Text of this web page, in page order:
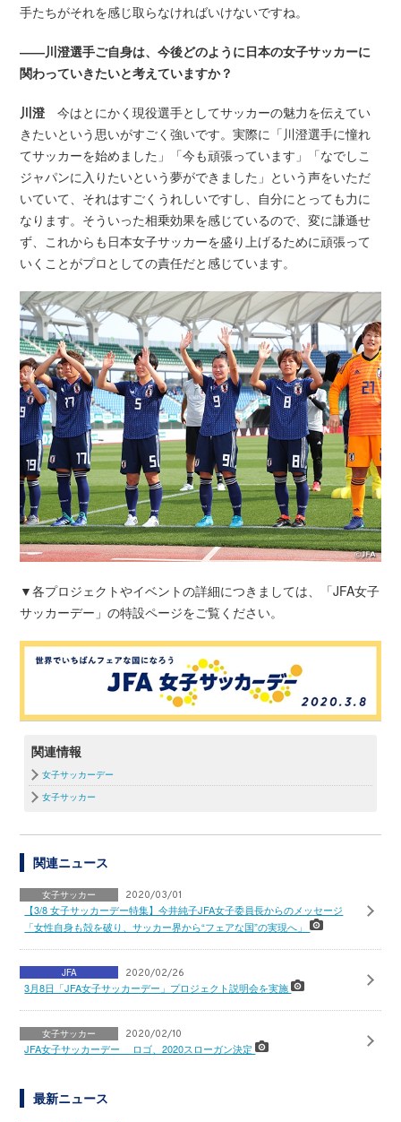
手たちがそれを感じ取らなければいけないですね。
――川澄選手ご自身は、今後どのように日本の女子サッカーに
関わっていきたいと考えていますか？
川澄 今はとにかく現役選手としてサッカーの魅力を伝えてい
きたいという思いがすごく強いです。実際に「川澄選手に憧れ
てサッカーを始めました」「今も頑張っています」「なでしこ
ジャパンに入りたいという夢ができました」という声をいただ
いていて、それはすごくうれしいですし、自分にとっても力に
なります。そういった相乗効果を感じているので、変に謙遜せ
ず、これからも日本女子サッカーを盛り上げるために頑張って
いくことがプロとしての責任だと感じています。
▼各プロジェクトやイベントの詳細につきましては、「JFA女子
サッカーデー」の特設ページをご覧ください。
関連情報
女子サッカーデー
女子サッカー
関連ニュース
女子サッカー 2020/03/01
【3/8 女子サッカーデー特集】今井純子JFA女子委員長からのメッセージ
「女性自身も殻を破り、サッカー界から“フェアな国”の実現へ」
JFA 2020/02/26
3月8日「JFA女子サッカーデー」プロジェクト説明会を実施
女子サッカー 2020/02/10
JFA女子サッカーデー ロゴ、2020スローガン決定
最新ニュース